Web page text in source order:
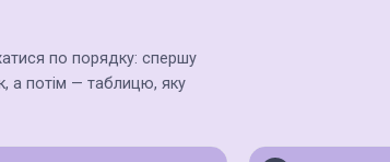
по порядку: спершу
а потім — таблицю, яку